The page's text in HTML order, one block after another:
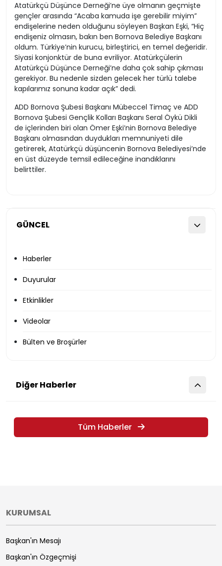
GÜNCEL
Haberler
Duyurular
Etkinlikler
Videolar
Bülten ve Broşürler
Atatürkçü Düşünce Derneği’ne üye olmanın geçmişte
gençler arasında “Acaba kamuda işe gerebilir miyim”
endişelerine neden olduğunu söyleyen Başkan Eşki, “Hiç
endişeniz olmasın, bakın ben Bornova Belediye Başkanı
oldum. Türkiye’nin kurucu, birleştirici, en temel değeridir.
Siyasi konjonktür de buna evriliyor. Atatürkçülerin
Atatürkçü Düşünce Derneği’ne daha çok sahip çıkması
gerekiyor. Bu nedenle sizden gelecek her türlü talebe
kapılarımız sonuna kadar açık” dedi.
ADD Bornova Şubesi Başkanı Mübeccel Timaç ve ADD
Bornova Şubesi Gençlik Kolları Başkanı Seral Öykü Dikli
de içlerinden biri olan Ömer Eşki’nin Bornova Belediye
Başkanı olmasından duydukları memnuniyeti dile
getirerek, Atatürkçü düşüncenin Bornova Belediyesi’nde
en üst düzeyde temsil edileceğine inandıklarını
belirttiler.
Diğer Haberler
Tüm Haberler
KURUMSAL
Başkan'ın Mesajı
Başkan'ın Özgeçmişi